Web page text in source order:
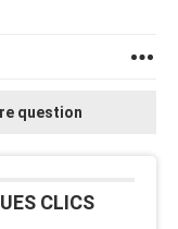
question
CLICS